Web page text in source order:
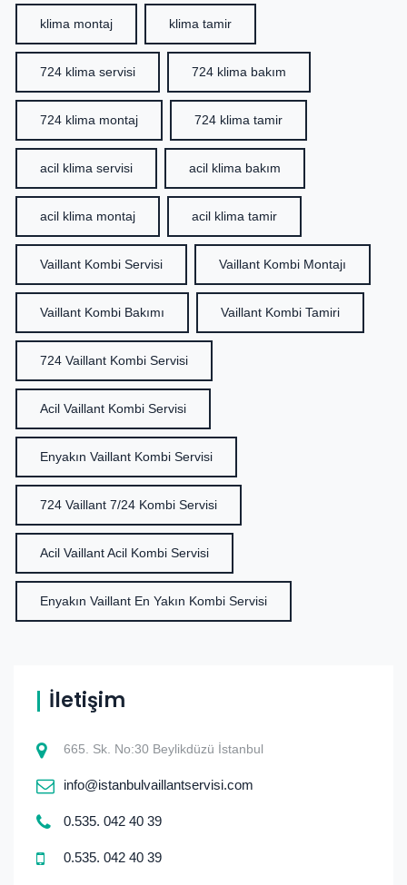
klima montaj klima tamir
724 klima servisi 724 klima bakım
724 klima montaj 724 klima tamir
acil klima servisi acil klima bakım
acil klima montaj acil klima tamir
Vaillant Kombi Servisi Vaillant Kombi Montajı
Vaillant Kombi Bakımı Vaillant Kombi Tamiri
724 Vaillant Kombi Servisi
Acil Vaillant Kombi Servisi
Enyakın Vaillant Kombi Servisi
724 Vaillant 7/24 Kombi Servisi
Acil Vaillant Acil Kombi Servisi
Enyakın Vaillant En Yakın Kombi Servisi
İletişim
665. Sk. No:30 Beylikdüzü İstanbul
info@istanbulvaillantservisi.com
0.535. 042 40 39
0.535. 042 40 39